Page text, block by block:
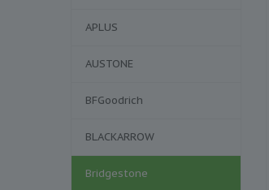
APLUS
AUSTONE
BFGoodrich
BLACKARROW
Bridgestone